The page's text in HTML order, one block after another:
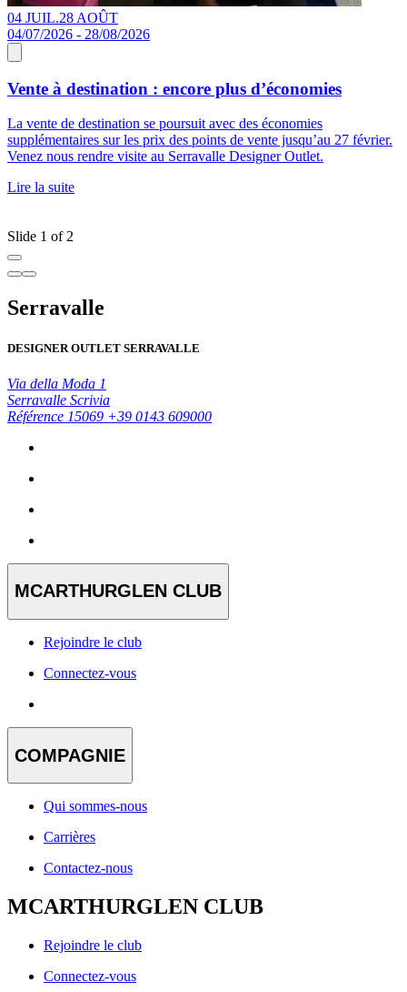
04 JUIL.28 AOÛT
04/07/2026 - 28/08/2026
Vente à destination : encore plus d’économies
La vente de destination se poursuit avec des économies
supplémentaires sur les prix des points de vente jusqu’au 27 février.
Venez nous rendre visite au Serravalle Designer Outlet.
Lire la suite
Slide 1 of 2
Serravalle
DESIGNER OUTLET SERRAVALLE
Via della Moda 1
Serravalle Scrivia
Référence 15069 +39 0143 609000
MCARTHURGLEN CLUB
Rejoindre le club
Connectez-vous
COMPAGNIE
Qui sommes-nous
Carrières
Contactez-nous
MCARTHURGLEN CLUB
Rejoindre le club
Connectez-vous